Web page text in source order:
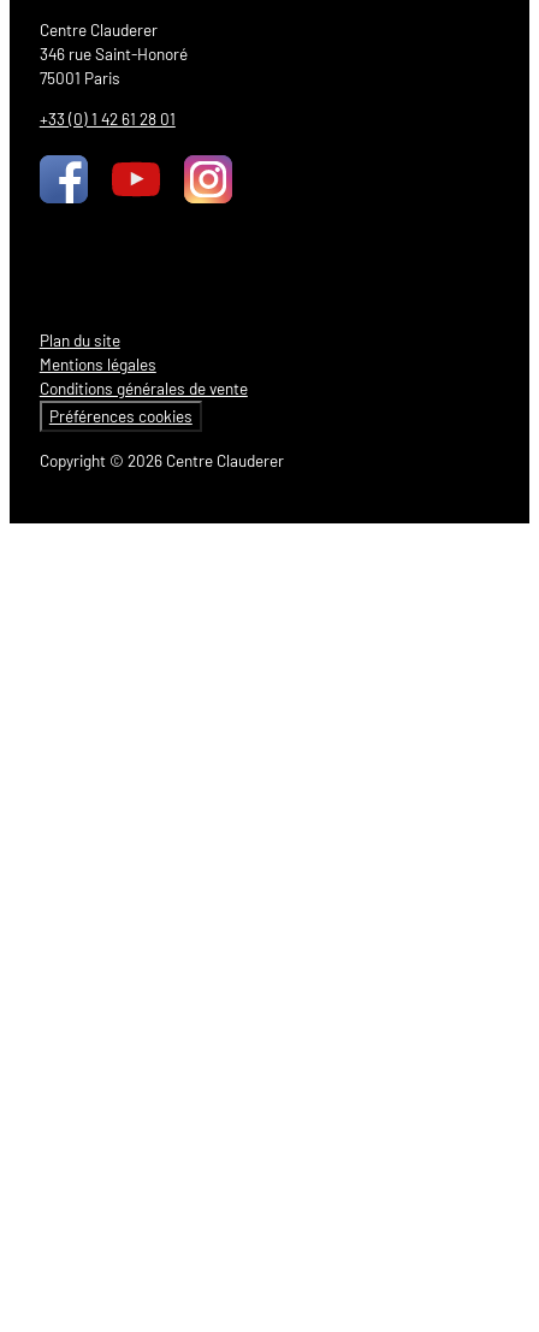
Centre Clauderer
346 rue Saint-Honoré
75001 Paris
+33 (0) 1 42 61 28 01
Copyright © 2026 Centre Clauderer
Plan du site
Mentions légales
Conditions générales de vente
Préférences cookies